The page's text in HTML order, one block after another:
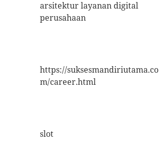
arsitektur layanan digital
perusahaan
https://suksesmandiriutama.co
m/career.html
slot